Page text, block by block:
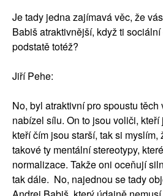
Je tady jedna zajímavá věc, že
Babiš atraktivnější, když ti
podstatě totéž?
Jiří Pehe:
No, byl atraktivní pro spoustu těch
nabízel sílu. On to jsou voliči,
kteří čím jsou starší, tak si myslím,
takové ty mentální stereotypy,
normalizace. Takže oni oceňují
tak dále. No, najednou se tady